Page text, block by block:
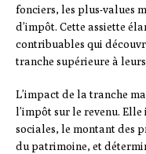
fonciers, les plus-values
d’impôt. Cette assiette
contribuables qui
tranche supérieure à
L’impact de la tranche
l’impôt sur le revenu.
sociales, le montant des
du patrimoine, et